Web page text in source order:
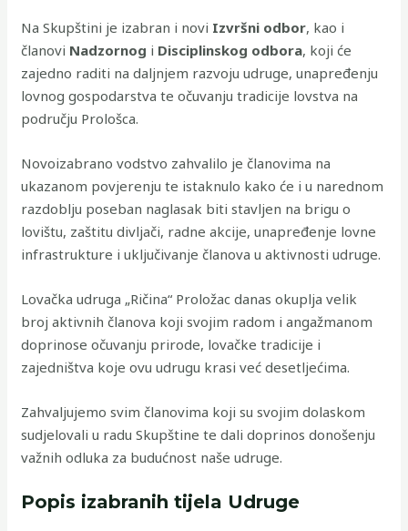
Na Skupštini je izabran i novi Izvršni odbor, kao i
članovi Nadzornog i Disciplinskog odbora, koji će
zajedno raditi na daljnjem razvoju udruge, unapređenju
lovnog gospodarstva te očuvanju tradicije lovstva na
području Prološca.
Novoizabrano vodstvo zahvalilo je članovima na
ukazanom povjerenju te istaknulo kako će i u narednom
razdoblju poseban naglasak biti stavljen na brigu o
lovištu, zaštitu divljači, radne akcije, unapređenje lovne
infrastrukture i uključivanje članova u aktivnosti udruge.
Lovačka udruga „Ričina“ Proložac danas okuplja velik
broj aktivnih članova koji svojim radom i angažmanom
doprinose očuvanju prirode, lovačke tradicije i
zajedništva koje ovu udrugu krasi već desetljećima.
Zahvaljujemo svim članovima koji su svojim dolaskom
sudjelovali u radu Skupštine te dali doprinos donošenju
važnih odluka za budućnost naše udruge.
Popis izabranih tijela Udruge